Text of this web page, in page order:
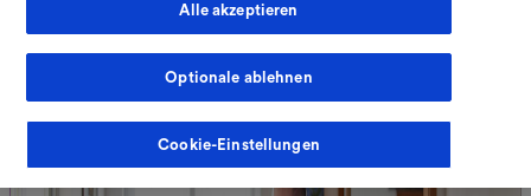
Meine TherapieWarenkorb
Cookie-Einstellungen
Optionale ablehnen
Alle akzeptieren